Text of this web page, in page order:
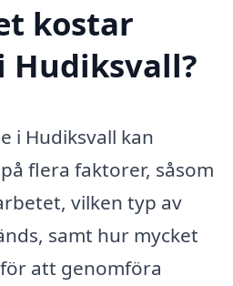
kostar
Hudiksvall?
i Hudiksvall kan
flera faktorer, såsom
vilken typ av
samt hur mycket
att genomföra